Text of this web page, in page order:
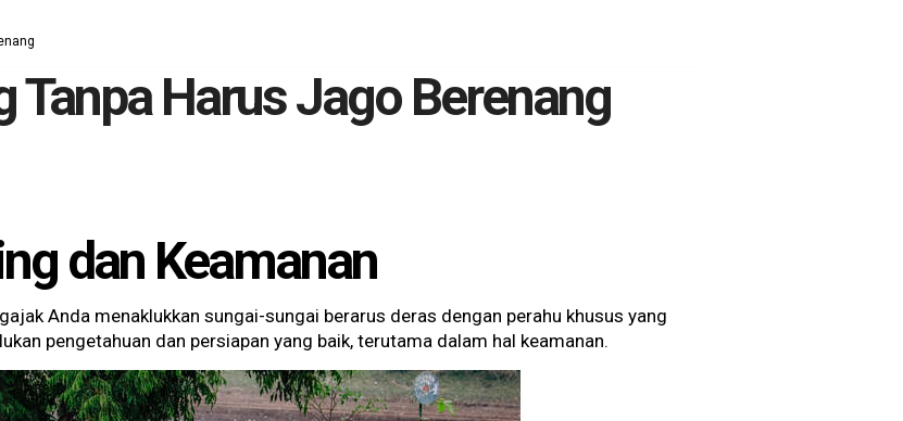
Tanpa Harus Jago Berenang
dan Keamanan
Anda menaklukkan sungai-sungai berarus deras dengan perahu khusus yang
pengetahuan dan persiapan yang baik, terutama dalam hal keamanan.